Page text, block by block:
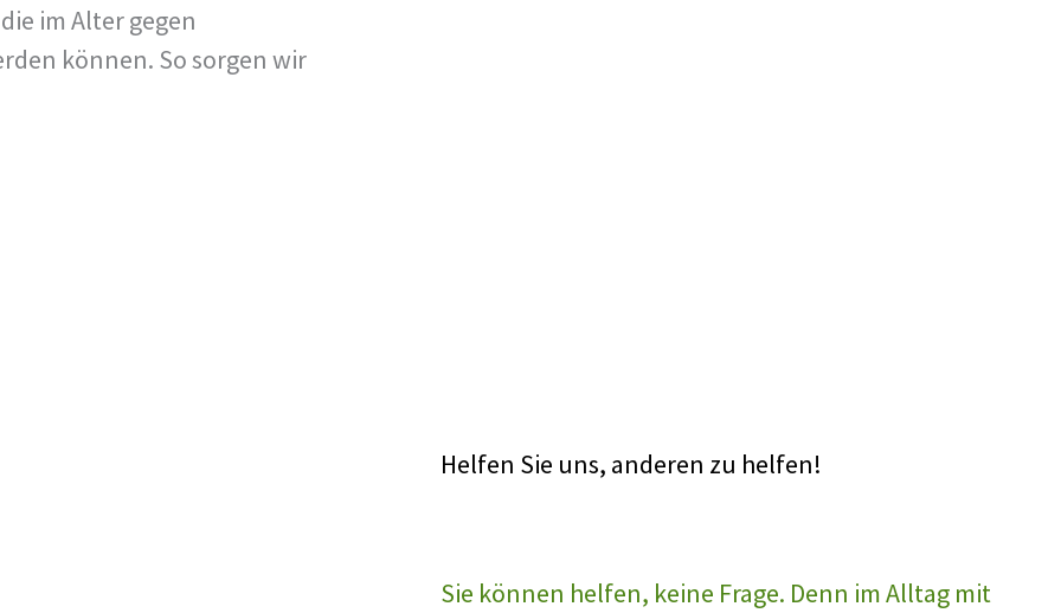
im Alter gegen
können. So sorgen wir
Helfen Sie uns, anderen zu helfen!
Sie können helfen, keine Frage. Denn im Alltag mit